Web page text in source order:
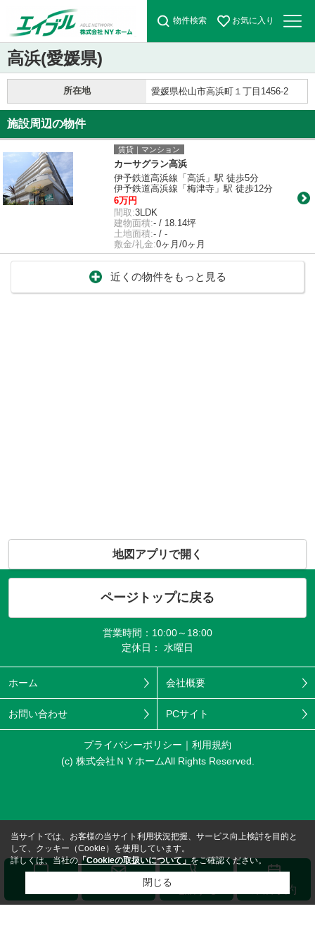
物件検索 お気に入り
高浜(愛媛県)
所在地 愛媛県松山市高浜町１丁目1456-2
施設周辺の物件
賃貸｜マンション
カーサグラン高浜
伊予鉄道高浜線「高浜」駅 徒歩5分
伊予鉄道高浜線「梅津寺」駅 徒歩12分
6万円
間取:3LDK
建物面積:- / 18.14坪
土地面積:- / -
敷金/礼金:0ヶ月/0ヶ月
近くの物件をもっと見る
地図アプリで開く
ページトップに戻る
営業時間：10:00～18:00
定休日： 水曜日
ホーム 会社概要
お問い合わせ PCサイト
プライバシーポリシー
利用規約
(c) 株式会社ＮＹホームAll Rights Reserved.
来店予約
当サイトでは、お客様の当サイト利用状況把握、サービス向上検討を目的と
して、クッキー（Cookie）を使用しています。
詳しくは、当社の 「Cookieの取扱いについて」をご確認ください。
閉じる